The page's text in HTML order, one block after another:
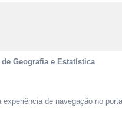
Geografia e Estatística
experiência de navegação no